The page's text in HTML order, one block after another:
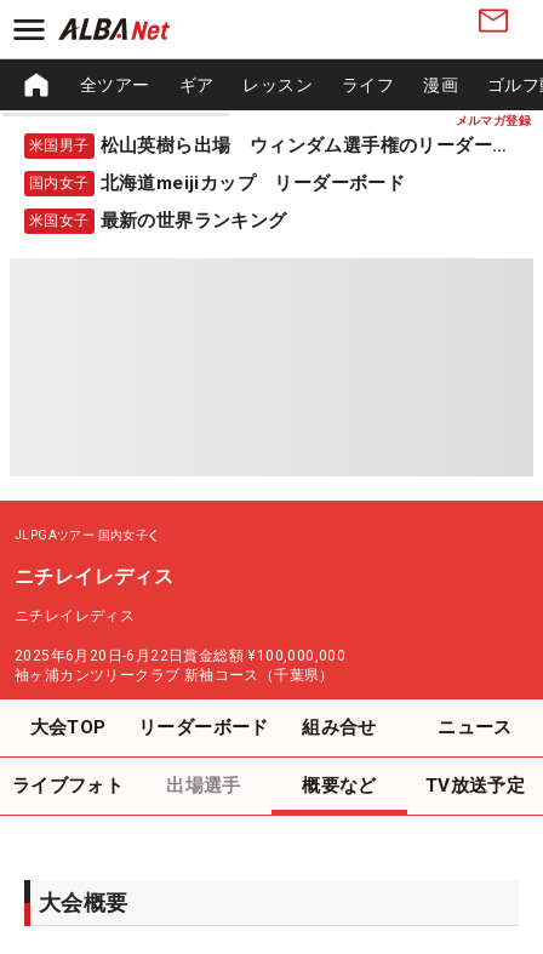
メルマガ登録
全ツアー ギア レッスン ライフ 漫画 ゴル
米国男子 松山英樹ら出場 ウィンダム選手権のリーダーボード
国内女子 北海道meijiカップ リーダーボード
米国女子 最新の世界ランキング
JLPGAツアー 国内女子
ニチレイレディス
ニチレイレディス
2025年6月20日-6月22日賞金総額 ¥100,000,000
袖ヶ浦カンツリークラブ 新袖コース（千葉県）
大会TOP リーダーボード 組み合せ ニュース
ライブフォト 出場選手 概要など TV放送予定
大会概要